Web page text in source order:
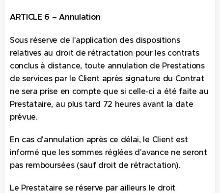
ARTICLE 6 – Annulation
Sous réserve de l'application des dispositions
relatives au droit de rétractation pour les contrats
conclus à distance, toute annulation de Prestations
de services par le Client après signature du Contrat
ne sera prise en compte que si celle-ci a été faite au
Prestataire, au plus tard 72 heures avant la date
prévue.
En cas d'annulation après ce délai, le Client est
informé que les sommes réglées d'avance ne seront
pas remboursées (sauf droit de rétractation).
Le Prestataire se réserve par ailleurs le droit